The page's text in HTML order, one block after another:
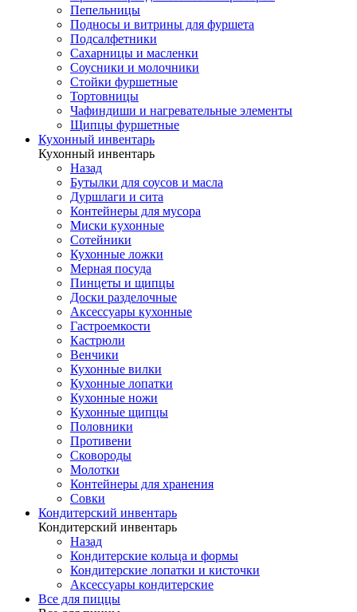
Пепельницы
Подносы и витрины для фуршета
Подсалфетники
Сахарницы и масленки
Соусники и молочники
Стойки фуршетные
Тортовницы
Чафиндиши и нагревательные элементы
Щипцы фуршетные
Кухонный инвентарь
Кухонный инвентарь
Назад
Бутылки для соусов и масла
Дуршлаги и сита
Контейнеры для мусора
Миски кухонные
Сотейники
Кухонные ложки
Мерная посуда
Пинцеты и щипцы
Доски разделочные
Аксессуары кухонные
Гастроемкости
Кастрюли
Венчики
Кухонные вилки
Кухонные лопатки
Кухонные ножи
Кухонные щипцы
Половники
Противени
Сковороды
Молотки
Контейнеры для хранения
Совки
Кондитерский инвентарь
Кондитерский инвентарь
Назад
Кондитерские кольца и формы
Кондитерские лопатки и кисточки
Аксессуары кондитерские
Все для пиццы